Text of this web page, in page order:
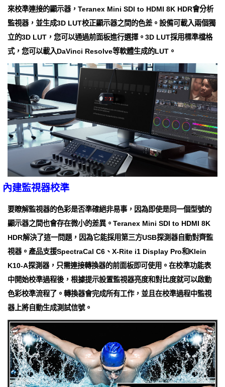
來校準連接的顯示器，Teranex Mini SDI to HDMI 8K HDR會分析
監視器，並生成3D LUT校正顯示器之間的色差。設備可載入兩個獨
立的3D LUT，您可以通過前面板進行選擇。3D LUT採用標準檔格
式，您可以載入DaVinci Resolve等軟體生成的LUT。
內建監視器校準
要瞭解監視器的色彩是否準確絕非易事，因為即使是同一個型號的
顯示器之間也會存在微小的差異。Teranex Mini SDI to HDMI 8K
HDR解決了這一問題，因為它能採用第三方USB探測器自動對齊監
視器。產品支援SpectraCal C6、X-Rite i1 Display Pro和Klein
K10-A探測器，只需連接轉換器的前面板即可使用。在校準功能表
中開始校準過程後，根據提示設置監視器亮度和對比度就可以啟動
色彩校準流程了。轉換器會完成所有工作，並且在校準過程中監視
器上將自動生成測試信號。